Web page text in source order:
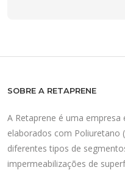
SOBRE A RETAPRENE
A Retaprene é uma
elaborados com Poliuretano
diferentes tipos de
impermeabilizações de